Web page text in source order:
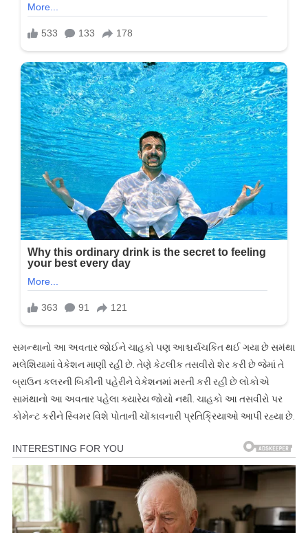
સમન્થાનો આ અવતાર જોઈને ચાહકો પણ આશ્ચર્યચકિત થઈ ગયા છે સમંથા
મલેશિયામાં વેકેશન માણી રહી છે. તેણે કેટલીક તસવીરો શેર કરી છે જેમાં તે
બ્રાઉન કલરની બિકીની પહેરીને વેકેશનમાં મસ્તી કરી રહી છે લોકોએ
સામંથાનો આ અવતાર પહેલા ક્યારેય જોયો નથી. ચાહકો આ તસવીરો પર
કોમેન્ટ કરીને સ્વિમર વિશે પોતાની ચોંકાવનારી પ્રતિક્રિયાઓ આપી રહ્યા છે.